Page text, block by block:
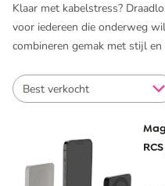
Klaar met kabelstress?
voor iedereen die onderweg
combineren gemak met stijl
jouw logo blijft overal in beeld
Dat maakt ze ideaal om je
Bij Pinkcube kies je uit een
bamboe tot gerecycled
Best verkocht